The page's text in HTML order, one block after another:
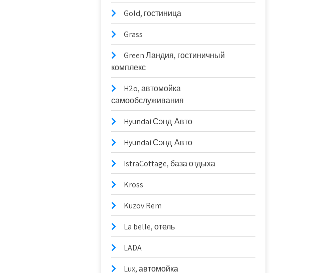
Gold, гостиница
Grass
Green Ландия, гостиничный
комплекс
H2o, автомойка
самообслуживания
Hyundai Сэнд-Авто
Hyundai Сэнд-Авто
IstraCottage, база отдыха
Kross
Kuzov Rem
La belle, отель
LADA
Lux, автомойка